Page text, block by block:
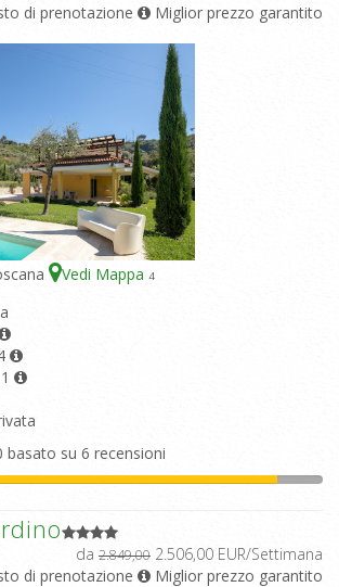
di prenotazione
Miglior prezzo garantito
Vedi Mappa 4
1
basato su 6 recensioni
da 2.849,00 2.506,00 EUR/Settimana
di prenotazione
Miglior prezzo garantito